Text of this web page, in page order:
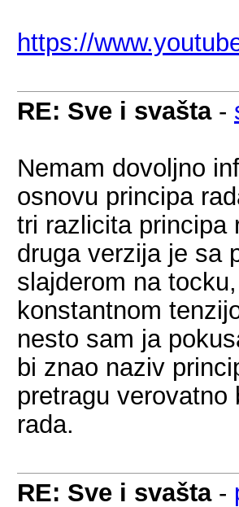
https://
RE: Sve i svašta-
Nemam dovoljno
osnovu principa
tri razlicita principa
druga verzija je sa
slajderom na
konstantnom
nesto sam ja
bi znao naziv
pretragu
rada.
RE: Sve i svašta-